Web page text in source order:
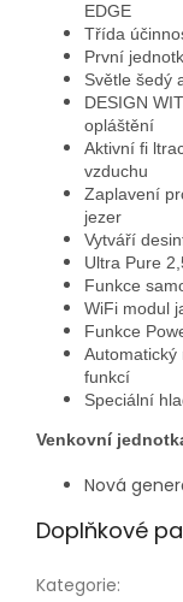
EDGE
Třída
První
Světle šedý
DESIGN
opláštění
Aktivní fi
vzduchu
Zaplavení
jezer
Vytváří
Ultra Pure
Funkce
WiFi modul
Funkce
Automatický
funkcí
Speciální
Venkovní
Nová
Doplňkové
Kategorie: